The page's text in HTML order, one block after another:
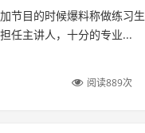
节目的时候爆料称做练习生
任主讲人，十分的专业...
阅读889次